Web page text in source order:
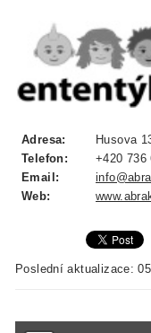
Adresa:
Husova
Telefon:
+420 736
Email:
Web:
Poslední aktualizace: